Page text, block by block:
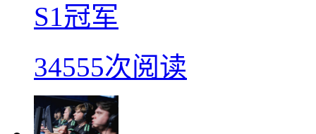
S1冠军
34555次阅读